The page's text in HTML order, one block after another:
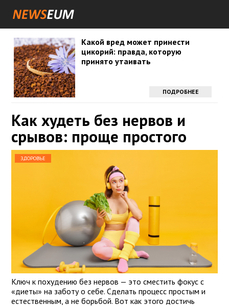
Какой вред может принести
цикорий: правда, которую
принято утаивать
ПОДРОБНЕЕ
Как худеть без нервов и
срывов: проще простого
ЗДОРОВЬЕ
Ключ к похудению без нервов — это сместить фокус с
«диеты» на заботу о себе. Сделать процесс простым и
естественным, а не борьбой. Вот как этого достичь